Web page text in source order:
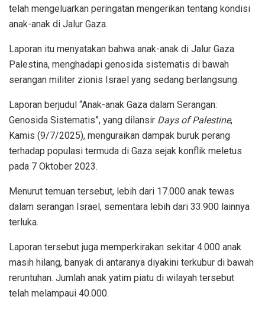
telah mengeluarkan peringatan mengerikan tentang kondisi
anak-anak di Jalur Gaza.
Laporan itu menyatakan bahwa anak-anak di Jalur Gaza
Palestina, menghadapi genosida sistematis di bawah
serangan militer zionis Israel yang sedang berlangsung.
Laporan berjudul “Anak-anak Gaza dalam Serangan:
Genosida Sistematis”, yang dilansir Days of Palestine,
Kamis (9/7/2025), menguraikan dampak buruk perang
terhadap populasi termuda di Gaza sejak konflik meletus
pada 7 Oktober 2023.
Menurut temuan tersebut, lebih dari 17.000 anak tewas
dalam serangan Israel, sementara lebih dari 33.900 lainnya
terluka.
Laporan tersebut juga memperkirakan sekitar 4.000 anak
masih hilang, banyak di antaranya diyakini terkubur di bawah
reruntuhan. Jumlah anak yatim piatu di wilayah tersebut
telah melampaui 40.000.